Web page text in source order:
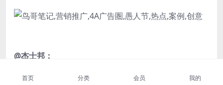
@杰士邦：
愚弄你或满足你，选一个吧
首页 分类 会员 我的